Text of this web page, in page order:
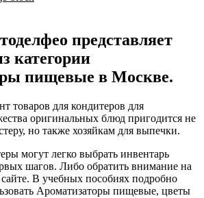
представляет
категории
пищевые в Москве.
товаров для кондитеров для
оригинальных блюд пригодится не
но также хозяйкам для выпечки.
могут легко выбрать инвентарь
шагов. Либо обратить внимание на
В учебных пособиях подробно
Ароматизаторы пищевые, цветы